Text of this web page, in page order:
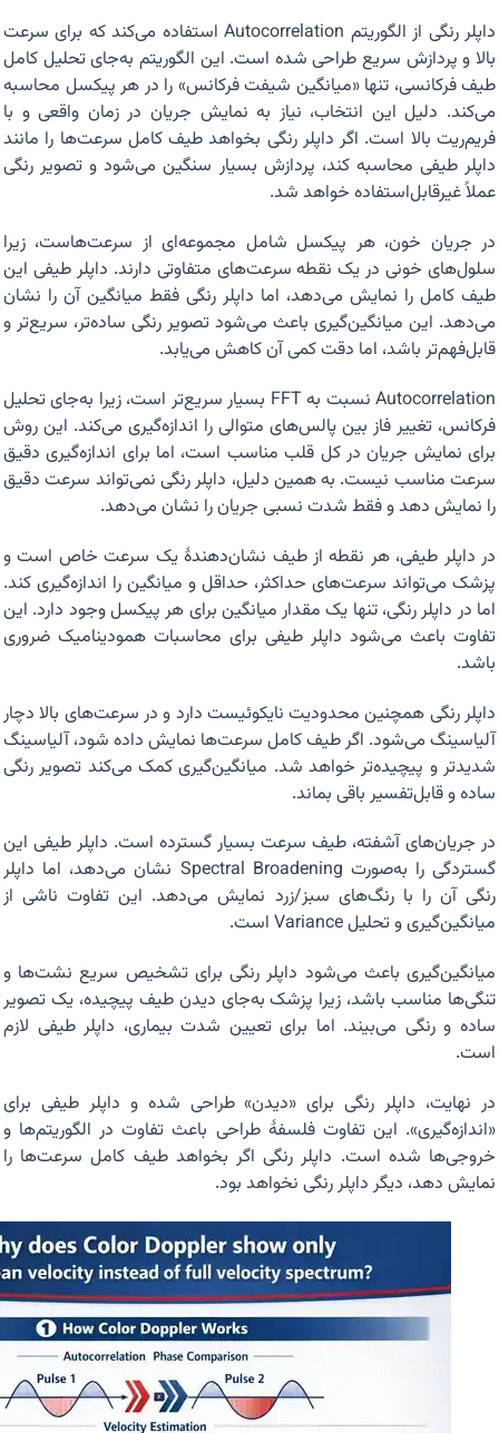
داپلر رنگی از الگوریتم Autocorrelation استفاده می‌کند که برای سرعت
بالا و پردازش سریع طراحی شده است. این الگوریتم به‌جای تحلیل کامل
طیف فرکانسی، تنها «میانگین شیفت فرکانس» را در هر پیکسل محاسبه
می‌کند. دلیل این انتخاب، نیاز به نمایش جریان در زمان واقعی و با
فریم‌ریت بالا است. اگر داپلر رنگی بخواهد طیف کامل سرعت‌ها را مانند
داپلر طیفی محاسبه کند، پردازش بسیار سنگین می‌شود و تصویر رنگی
عملاً غیرقابل‌استفاده خواهد شد.
در جریان خون، هر پیکسل شامل مجموعه‌ای از سرعت‌هاست، زیرا
سلول‌های خونی در یک نقطه سرعت‌های متفاوتی دارند. داپلر طیفی این
طیف کامل را نمایش می‌دهد، اما داپلر رنگی فقط میانگین آن را نشان
می‌دهد. این میانگین‌گیری باعث می‌شود تصویر رنگی ساده‌تر، سریع‌تر و
قابل‌فهم‌تر باشد، اما دقت کمی آن کاهش می‌یابد.
Autocorrelation نسبت به FFT بسیار سریع‌تر است، زیرا به‌جای تحلیل
فرکانس، تغییر فاز بین پالس‌های متوالی را اندازه‌گیری می‌کند. این روش
برای نمایش جریان در کل قلب مناسب است، اما برای اندازه‌گیری دقیق
سرعت مناسب نیست. به همین دلیل، داپلر رنگی نمی‌تواند سرعت دقیق
را نمایش دهد و فقط شدت نسبی جریان را نشان می‌دهد.
در داپلر طیفی، هر نقطه از طیف نشان‌دهندهٔ یک سرعت خاص است و
پزشک می‌تواند سرعت‌های حداکثر، حداقل و میانگین را اندازه‌گیری کند.
اما در داپلر رنگی، تنها یک مقدار میانگین برای هر پیکسل وجود دارد. این
تفاوت باعث می‌شود داپلر طیفی برای محاسبات همودینامیک ضروری
باشد.
داپلر رنگی همچنین محدودیت نایکوئیست دارد و در سرعت‌های بالا دچار
آلیاسینگ می‌شود. اگر طیف کامل سرعت‌ها نمایش داده شود، آلیاسینگ
شدیدتر و پیچیده‌تر خواهد شد. میانگین‌گیری کمک می‌کند تصویر رنگی
ساده و قابل‌تفسیر باقی بماند.
در جریان‌های آشفته، طیف سرعت بسیار گسترده است. داپلر طیفی این
گستردگی را به‌صورت Spectral Broadening نشان می‌دهد، اما داپلر
رنگی آن را با رنگ‌های سبز/زرد نمایش می‌دهد. این تفاوت ناشی از
میانگین‌گیری و تحلیل Variance است.
میانگین‌گیری باعث می‌شود داپلر رنگی برای تشخیص سریع نشت‌ها و
تنگی‌ها مناسب باشد، زیرا پزشک به‌جای دیدن طیف پیچیده، یک تصویر
ساده و رنگی می‌بیند. اما برای تعیین شدت بیماری، داپلر طیفی لازم
است.
در نهایت، داپلر رنگی برای «دیدن» طراحی شده و داپلر طیفی برای
«اندازه‌گیری». این تفاوت فلسفهٔ طراحی باعث تفاوت در الگوریتم‌ها و
خروجی‌ها شده است. داپلر رنگی اگر بخواهد طیف کامل سرعت‌ها را
نمایش دهد، دیگر داپلر رنگی نخواهد بود.